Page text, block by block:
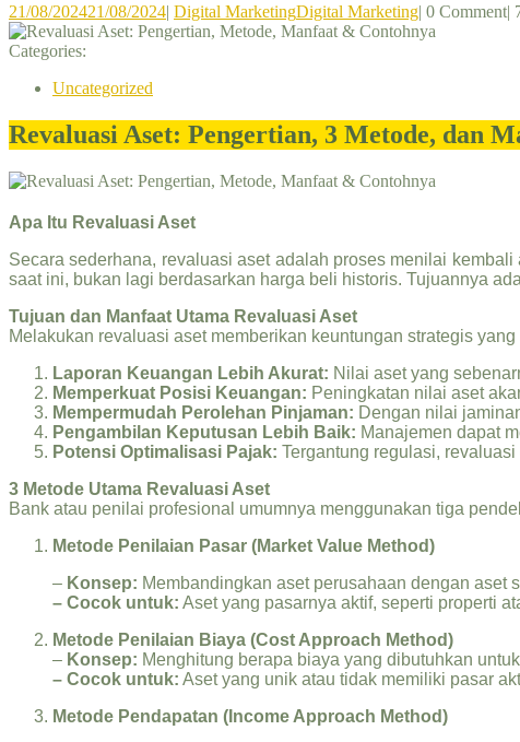
21/08/202421/08/2024| Digital MarketingDigital Marketing| 0 Comment|
Categories:
Uncategorized
Revaluasi Aset: Pengertian, 3 Metode, dan
Apa Itu Revaluasi Aset
Secara sederhana, revaluasi aset adalah proses menilai
saat ini, bukan lagi berdasarkan harga beli historis. Tujuannya
Tujuan dan Manfaat Utama Revaluasi Aset
Melakukan revaluasi aset memberikan keuntungan strategis
Laporan Keuangan Lebih Akurat: Nilai aset yang
Memperkuat Posisi Keuangan: Peningkatan nilai aset
Mempermudah Perolehan Pinjaman: Dengan nilai
Pengambilan Keputusan Lebih Baik: Manajemen dapat
Potensi Optimalisasi Pajak: Tergantung regulasi,
3 Metode Utama Revaluasi Aset
Bank atau penilai profesional umumnya menggunakan tiga
Metode Penilaian Pasar (Market Value Method)
– Konsep: Membandingkan aset perusahaan dengan aset
– Cocok untuk: Aset yang pasarnya aktif, seperti properti
Metode Penilaian Biaya (Cost Approach Method)
– Konsep: Menghitung berapa biaya yang dibutuhkan
– Cocok untuk: Aset yang unik atau tidak memiliki pasar
Metode Pendapatan (Income Approach Method)